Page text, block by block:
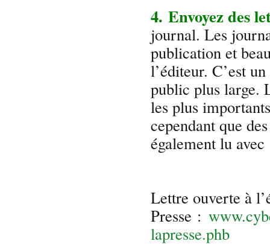
4. Envoyez des
journal. Les
publication et
l’éditeur. C’est
public plus large.
les plus
cependant que
également lu
Lettre ouverte à
Presse :
lapresse.phb